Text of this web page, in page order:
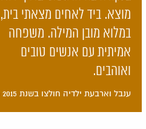
מוצא. ביד לאחים מצאתי בית,
במלוא מובן המילה. משפחה
אמיתית עם אנשים טובים
ואוהבים.
ענבל וארבעת ילדיה חולצו בשנת 2015 מכפר ערבי